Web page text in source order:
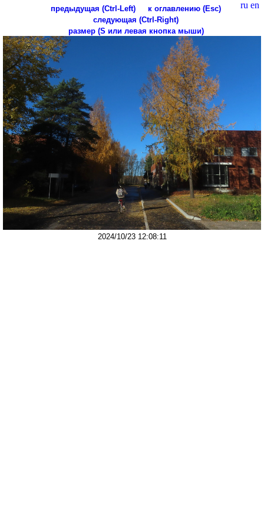
ru en
предыдущая (Ctrl-Left)
к оглавлению (Esc)
следующая (Ctrl-Right)
размер (S или левая кнопка мыши)
2024/10/23 12:08:11